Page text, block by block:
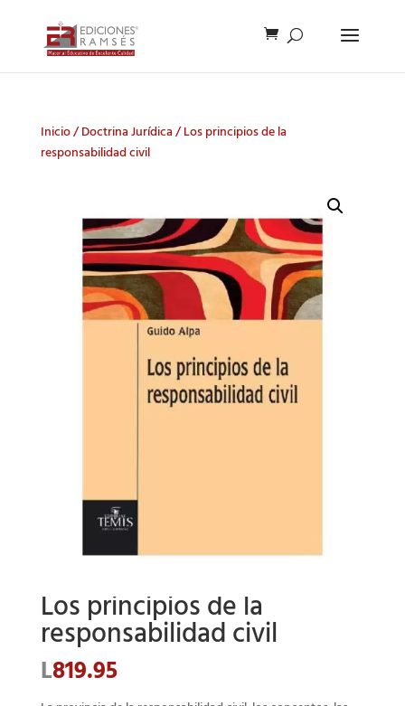
Inicio/Doctrina Jurídica/ Los principios de la
responsabilidad civil
Los principios de la
responsabilidad civil
L819.95